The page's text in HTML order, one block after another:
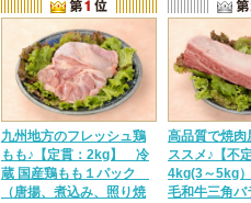
九州地方のフレッシュ鶏
もも♪【定貫：2kg】 冷
蔵 国産鶏もも１パック
（唐揚、煮込み、照り焼
高品質で焼肉
ススメ♪【不
4kg(3～5kg
毛和牛三角バ